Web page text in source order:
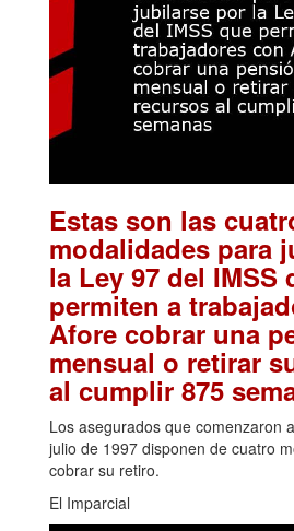
Estas son las
modalidades para
la Ley 97 del IMSS
permiten a
Afore cobrar una
mensual o retirar
al cumplir 875
Los asegurados que comenzaron
julio de 1997 disponen de cuatro
cobrar su retiro.
El Imparcial